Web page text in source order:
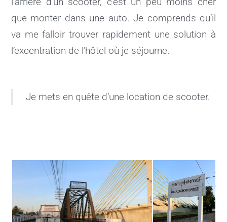
que monter dans une auto. Je comprends qu’il
va me falloir trouver rapidement une solution à
l’excentration de l’hôtel où je séjourne.
Je mets en quête d’une location de scooter.